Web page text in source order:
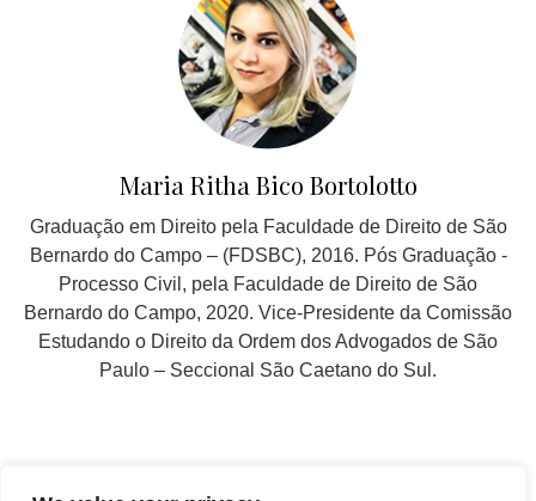
Maria Ritha Bico Bortolotto
Graduação em Direito pela Faculdade de Direito de São
Bernardo do Campo – (FDSBC), 2016. Pós Graduação -
Processo Civil, pela Faculdade de Direito de São
Bernardo do Campo, 2020. Vice-Presidente da Comissão
Estudando o Direito da Ordem dos Advogados de São
Paulo – Seccional São Caetano do Sul.
SIGA EM NOSSAS REDES SOCIAIS